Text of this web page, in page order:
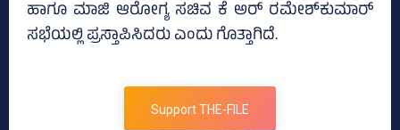
ಹಾಗೂ ಮಾಜಿ ಆರೋಗ್ಯ ಸಚಿವ ಕೆ ಅರ್‌ ರಮೇಶ್‌ಕುಮಾರ್‌
ಸಭೆಯಲ್ಲಿ ಪ್ರಸ್ತಾಪಿಸಿದರು ಎಂದು ಗೊತ್ತಾಗಿದೆ.
Support THE-FILE